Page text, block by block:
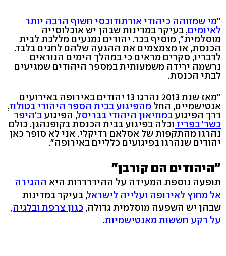
"מי שמזוהה כיהודי אורתודוכסי חשוף הרבה יותר
לאיומים, בעיקר במדינות שבהן יש אוכלוסייה
מוסלמית", מוסיף בכר. יהודים נמנעים מללכת לבית
הכנסת, או מצמצמים את ההגעה שלהם לחגים בלבד.
לדבריו, סקרים מראים כי במהלך הימים הנוראים
נרשמה ירידה משמעותית במספר היהודים שמגיעים
לבתי הכנסת.
"מאז שנת 2013 נהרגו 13 יהודים באירופה באירועים
אנטישמיים, החל מהפיגוע בבית הספר היהודי בטולוז,
דרך הפיגוע במוזיאון היהודי בבריסל, הפיגוע ב'היפר
כשר' בפריז וכלה בפיגוע בבית הכנסת בקופנהגן. כולם
נהרגו מהתקפות של אסלאם רדיקלי. אני לא סופר כאן
יהודים שנהרגו בפיגועים כלליים באירופה".
"היהודים הם קורבן"
תופעה נוספת המעידה על ההידרדרות היא ההגירה
אל מחוץ לאירופה ועלייה לישראל, בעיקר במדינות
שבהן יש השפעה מוסלמית גדולה, כגון צרפת ובלגיה,
על רקע חששות מאנטישמיות.